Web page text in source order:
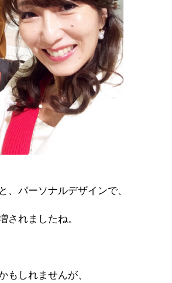
、パーソナルデザインで、
されましたね。
もしれませんが、